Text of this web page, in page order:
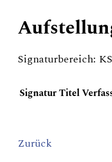
Signaturbereich:
SignaturTitel
Zurück